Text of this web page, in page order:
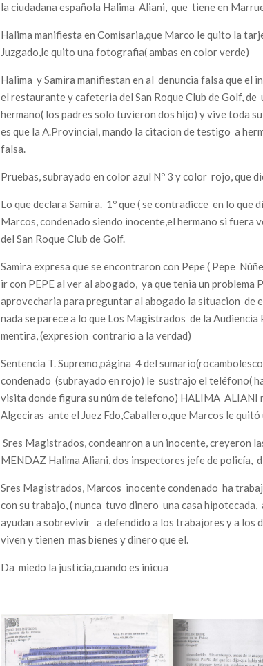
la ciudadana española Halima Aliani, que tiene en
Halima manifiesta en Comisaria,que Marco le quito la
Juzgado,le quito una fotografia( ambas en color verde)
Halima y Samira manifiestan en al denuncia falsa que el
el restaurante y cafeteria del San Roque Club de Golf,
hermano( los padres solo tuvieron dos hijo) y vive toda
es que la A.Provincial, mando la citacion de testigo a
falsa.
Pruebas, subrayado en color azul Nº 3 y color rojo, que
Lo que declara Samira. 1º que ( se contradicce en lo que
Marcos, condenado siendo inocente,el hermano si
del San Roque Club de Golf.
Samira expresa que se encontraron con Pepe ( Pepe
ir con PEPE al ver al abogado, ya que tenia un problema
aprovecharia para preguntar al abogado la situacion de
nada se parece a lo que Los Magistrados de la
mentira, (expresion contrario a la verdad)
Sentencia T. Supremo,página 4 del
condenado (subrayado en rojo) le sustrajo el teléfono(
visita donde figura su núm de telefono) HALIMA ALIANI
Algeciras ante el Juez Fdo,Caballero,que Marcos le
Sres Magistrados, condeanron a un inocente, creyeron
MENDAZ Halima Aliani, dos inspectores jefe de policía,
Sres Magistrados, Marcos inocente condenado ha
con su trabajo, ( nunca tuvo dinero una casa
ayudan a sobrevivir a defendido a los trabajores y a los
viven y tienen mas bienes y dinero que el.
Da miedo la justicia,cuando es inicua